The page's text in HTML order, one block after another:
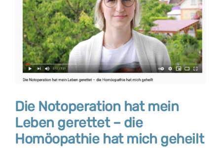
Die Notoperation hat mein
Leben gerettet – die
Homöopathie hat mich geheilt